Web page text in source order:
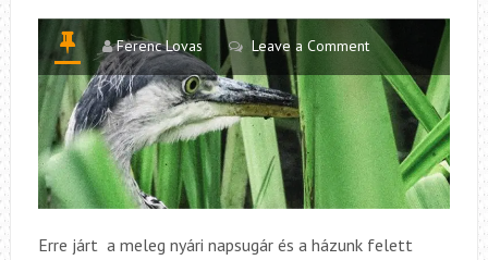
A
MAGYAR
CENTREPIN
ORSÓ
Ferenc Lovas Leave a Comment
Erre járt a meleg nyári napsugár és a házunk felett